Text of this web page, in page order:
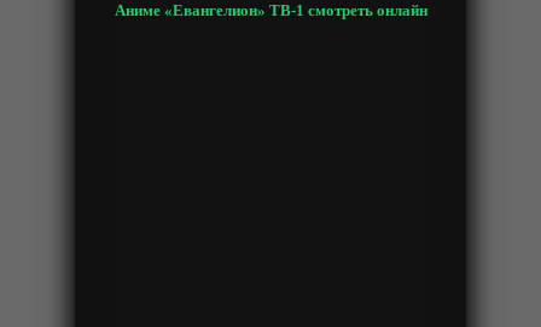
Аниме «Евангелион» ТВ-1 смотреть онлайн